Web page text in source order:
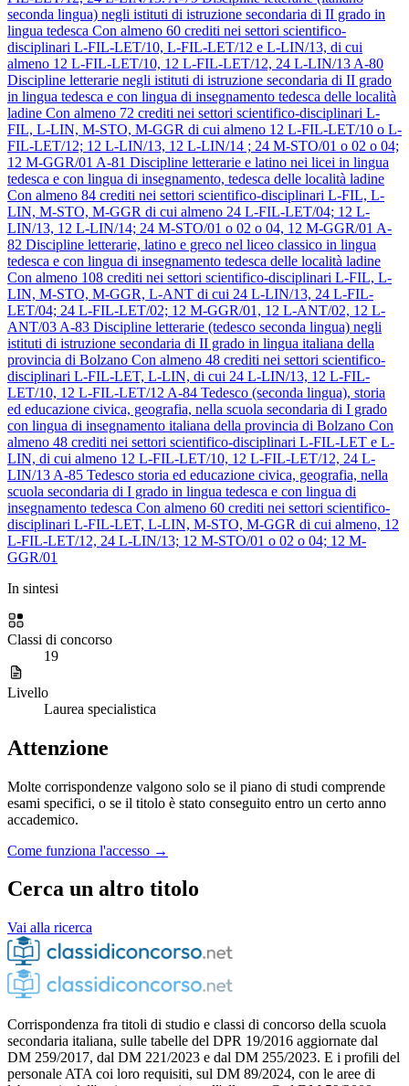
seconda lingua) negli istituti di istruzione secondaria di II grado in
lingua tedesca Con almeno 60 crediti nei settori scientifico-
disciplinari L-FIL-LET/10, L-FIL-LET/12 e L-LIN/13, di cui
almeno 12 L-FIL-LET/10, 12 L-FIL-LET/12, 24 L-LIN/13 A-80
Discipline letterarie negli istituti di istruzione secondaria di II grado
in lingua tedesca e con lingua di insegnamento tedesca delle località
ladine Con almeno 72 crediti nei settori scientifico-disciplinari L-
FIL, L-LIN, M-STO, M-GGR di cui almeno 12 L-FIL-LET/10 o L-
FIL-LET/12; 12 L-LIN/13, 12 L-LIN/14 ; 24 M-STO/01 o 02 o 04;
12 M-GGR/01 A-81 Discipline letterarie e latino nei licei in lingua
tedesca e con lingua di insegnamento, tedesca delle località ladine
Con almeno 84 crediti nei settori scientifico-disciplinari L-FIL, L-
LIN, M-STO, M-GGR di cui almeno 24 L-FIL-LET/04; 12 L-
LIN/13, 12 L-LIN/14; 24 M-STO/01 o 02 o 04, 12 M-GGR/01 A-
82 Discipline letterarie, latino e greco nel liceo classico in lingua
tedesca e con lingua di insegnamento tedesca delle località ladine
Con almeno 108 crediti nei settori scientifico-disciplinari L-FIL, L-
LIN, M-STO, M-GGR, L-ANT di cui 24 L-LIN/13, 24 L-FIL-
LET/04; 24 L-FIL-LET/02; 12 M-GGR/01, 12 L-ANT/02, 12 L-
ANT/03 A-83 Discipline letterarie (tedesco seconda lingua) negli
istituti di istruzione secondaria di II grado in lingua italiana della
provincia di Bolzano Con almeno 48 crediti nei settori scientifico-
disciplinari L-FIL-LET, L-LIN, di cui 24 L-LIN/13, 12 L-FIL-
LET/10, 12 L-FIL-LET/12 A-84 Tedesco (seconda lingua), storia
ed educazione civica, geografia, nella scuola secondaria di I grado
con lingua di insegnamento italiana della provincia di Bolzano Con
almeno 48 crediti nei settori scientifico-disciplinari L-FIL-LET e L-
LIN, di cui almeno 12 L-FIL-LET/10, 12 L-FIL-LET/12, 24 L-
LIN/13 A-85 Tedesco storia ed educazione civica, geografia, nella
scuola secondaria di I grado in lingua tedesca e con lingua di
insegnamento tedesca Con almeno 60 crediti nei settori scientifico-
disciplinari L-FIL-LET, L-LIN, M-STO, M-GGR di cui almeno, 12
L-FIL-LET/12, 24 L-LIN/13; 12 M-STO/01 o 02 o 04; 12 M-
GGR/01
In sintesi
Classi di concorso
19
Livello
Laurea specialistica
Attenzione
Molte corrispondenze valgono solo se il piano di studi comprende
esami specifici, o se il titolo è stato conseguito entro un certo anno
accademico.
Come funziona l'accesso →
Cerca un altro titolo
Vai alla ricerca
Corrispondenza fra titoli di studio e classi di concorso della scuola
secondaria italiana, sulle tabelle del DPR 19/2016 aggiornate dal
DM 259/2017, dal DM 221/2023 e dal DM 255/2023. E i profili del
personale ATA coi loro requisiti, sul DM 89/2024, con le aree di